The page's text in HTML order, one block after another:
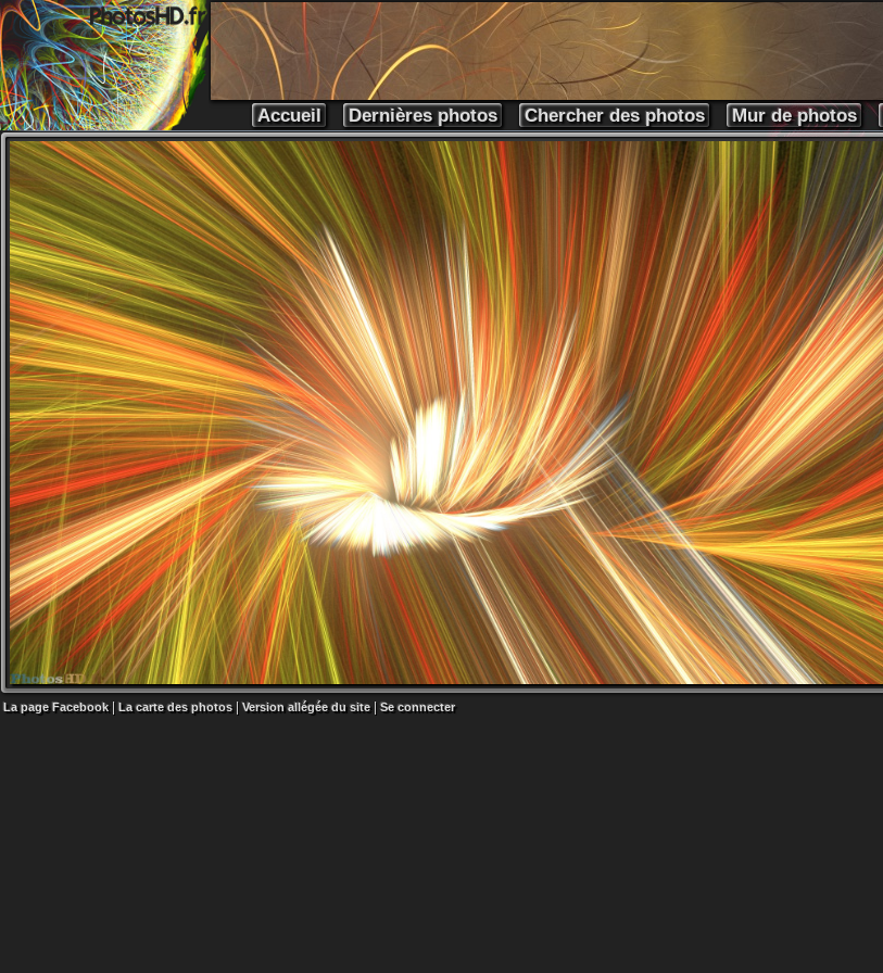
Accueil Dernières photos Chercher des photos Mur de photos
La page Facebook| La carte des photos|Version allégée du site| Se connecter